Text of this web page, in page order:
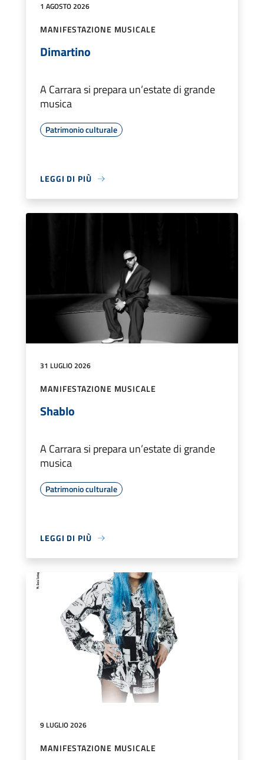
1 AGOSTO 2026
MANIFESTAZIONE MUSICALE
Dimartino
A Carrara si prepara un’estate di grande
musica
Patrimonio culturale
LEGGI DI PIÙ
31 LUGLIO 2026
MANIFESTAZIONE MUSICALE
Shablo
A Carrara si prepara un’estate di grande
musica
Patrimonio culturale
LEGGI DI PIÙ
9 LUGLIO 2026
MANIFESTAZIONE MUSICALE